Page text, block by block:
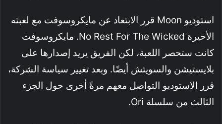
استوديو Moon قرر الابتعاد عن مايكروسوفت مع لعبته
الأخيرة No Rest For The Wicked. مايكروسوفت
كانت ستحصر اللعبة، لكن الفريق يريد إصدارها على
بلايستيشن والسويتش أيضًا. وبعد تغيير سياسة الشركة،
قرر الاستوديو التواصل معهم مرةً أخرى حول الجزء
الثالث من سلسلة Ori.